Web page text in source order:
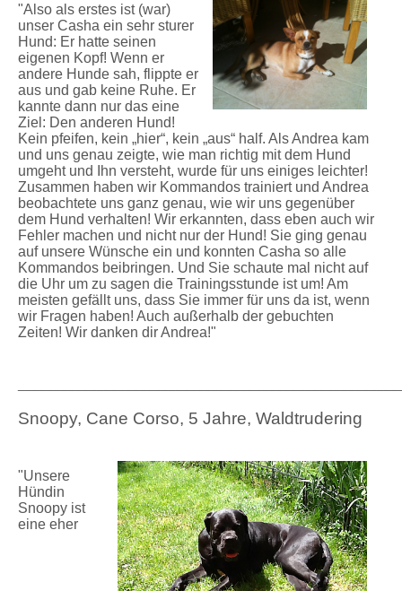
"Also als erstes ist (war)
unser Casha ein sehr sturer
Hund: Er hatte seinen
eigenen Kopf! Wenn er
andere Hunde sah, flippte er
aus und gab keine Ruhe. Er
kannte dann nur das eine
Ziel: Den anderen Hund!
Kein pfeifen, kein „hier“, kein „aus“ half. Als Andrea kam
und uns genau zeigte, wie man richtig mit dem Hund
umgeht und Ihn versteht, wurde für uns einiges leichter!
Zusammen haben wir Kommandos trainiert und Andrea
beobachtete uns ganz genau, wie wir uns gegenüber
dem Hund verhalten! Wir erkannten, dass eben auch wir
Fehler machen und nicht nur der Hund! Sie ging genau
auf unsere Wünsche ein und konnten Casha so alle
Kommandos beibringen. Und Sie schaute mal nicht auf
die Uhr um zu sagen die Trainingsstunde ist um! Am
meisten gefällt uns, dass Sie immer für uns da ist, wenn
wir Fragen haben! Auch außerhalb der gebuchten
Zeiten! Wir danken dir Andrea!"
Snoopy, Cane Corso, 5 Jahre, Waldtrudering
"Unsere
Hündin
Snoopy ist
eine eher